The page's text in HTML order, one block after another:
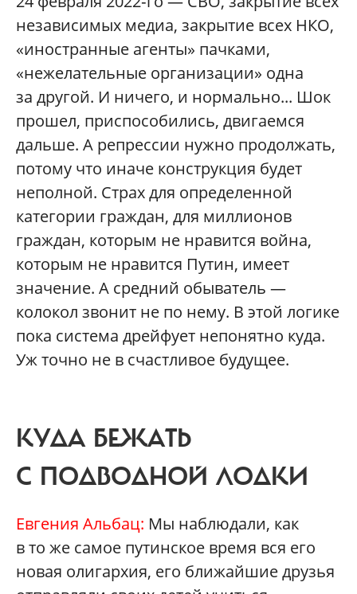
независимых медиа, закрытие всех НКО,
«иностранные агенты» пачками,
«нежелательные организации» одна
за другой. И ничего, и нормально... Шок
прошел, приспособились, двигаемся
дальше. А репрессии нужно продолжать,
потому что иначе конструкция будет
неполной. Страх для определенной
категории граждан, для миллионов
граждан, которым не нравится война,
которым не нравится Путин, имеет
значение. А средний обыватель —
колокол звонит не по нему. В этой логике
пока система дрейфует непонятно куда.
Уж точно не в счастливое будущее.
КУДА БЕЖАТЬ
С ПОДВОДНОЙ ЛОДКИ
Евгения Альбац: Мы наблюдали, как
в то же самое путинское время вся его
новая олигархия, его ближайшие друзья